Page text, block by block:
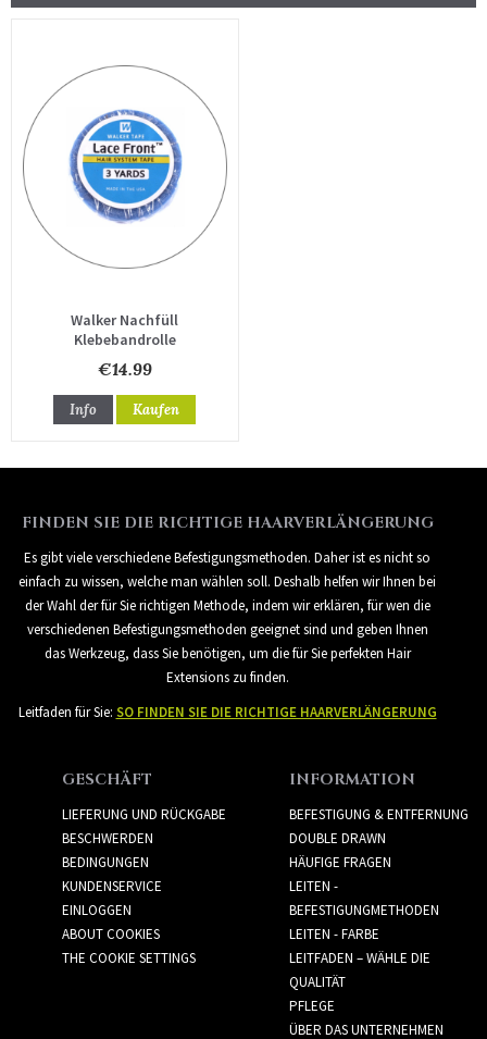
Walker Nachfüll
Klebebandrolle
€14.99
Info Kaufen
FINDEN SIE DIE RICHTIGE HAARVERLÄNGERUNG
Es gibt viele verschiedene Befestigungsmethoden. Daher ist es nicht so
einfach zu wissen, welche man wählen soll. Deshalb helfen wir Ihnen bei
der Wahl der für Sie richtigen Methode, indem wir erklären, für wen die
verschiedenen Befestigungsmethoden geeignet sind und geben Ihnen
das Werkzeug, dass Sie benötigen, um die für Sie perfekten Hair
Extensions zu finden.
Leitfaden für Sie: SO FINDEN SIE DIE RICHTIGE HAARVERLÄNGERUNG
GESCHÄFT
LIEFERUNG UND RÜCKGABE
BESCHWERDEN
BEDINGUNGEN
KUNDENSERVICE
EINLOGGEN
ABOUT COOKIES
THE COOKIE SETTINGS
INFORMATION
BEFESTIGUNG & ENTFERNUNG
DOUBLE DRAWN
HÄUFIGE FRAGEN
LEITEN -
BEFESTIGUNGMETHODEN
LEITEN - FARBE
LEITFADEN – WÄHLE DIE
QUALITÄT
PFLEGE
ÜBER DAS UNTERNEHMEN